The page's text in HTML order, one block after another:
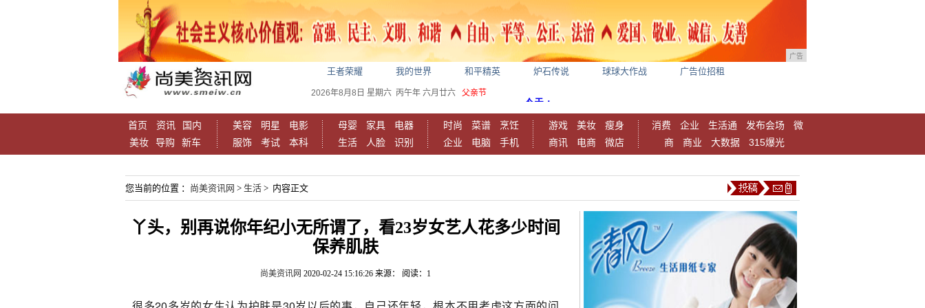
广告
王者荣耀 我的世界 和平精英 炉石传说 球球大作战 广告位招租
2026年8月8日 星期六 丙午年 六月廿六 父亲节
首页 资讯
国内
美妆
导购 新车
美容 明星
电影
服饰
考试 本科
母婴 家具
电器
生活
人脸 识别
时尚 菜谱
烹饪
企业
电脑 手机
游戏 美妆
瘦身
商讯
电商 微店
消费 企业 生活通 发布会场
微
商
商业 大数据 315爆光
您当前的位置 ： 尚美资讯网 > 生活 > 内容正文
丫头，别再说你年纪小无所谓了，看23岁女艺人花多少时间
保养肌肤
尚美资讯网 2020-02-24 15:16:26 来源： 阅读：1